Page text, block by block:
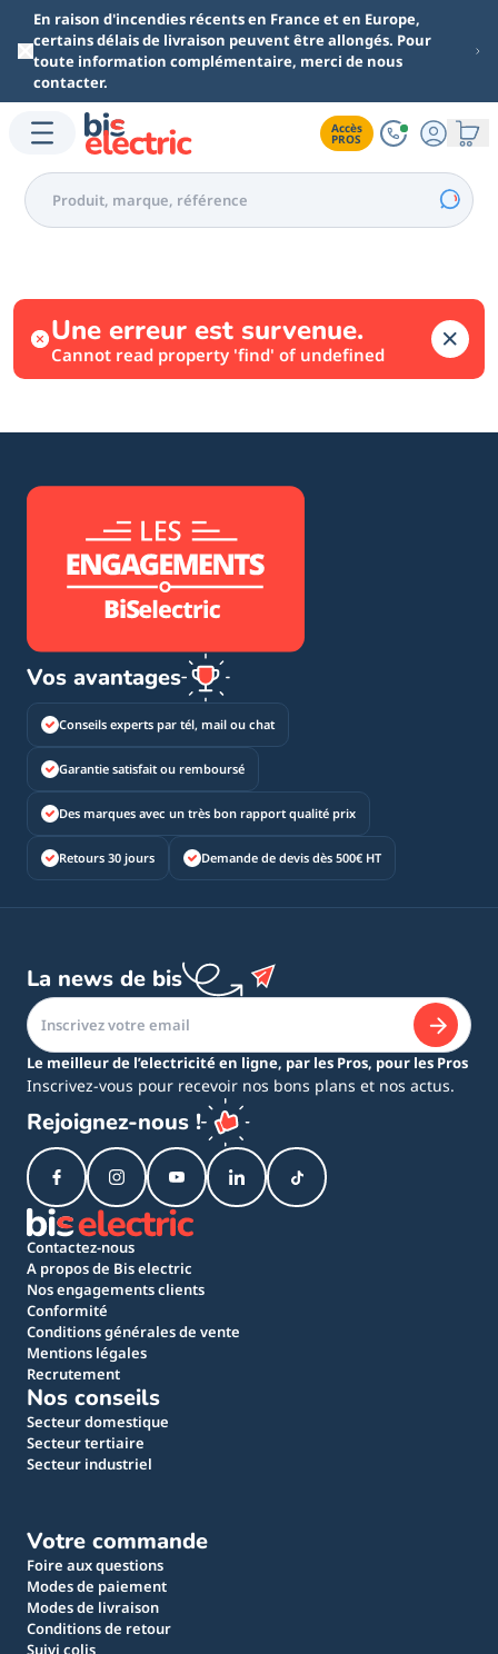
Aller au contenu principal
En raison d'incendies récents en France et en Europe,
certains délais de livraison peuvent être allongés. Pour
toute information complémentaire, merci de nous
contacter.
Accès
PROS
Une erreur est survenue.
Cannot read property 'find' of undefined
Vos avantages
Conseils experts par tél, mail ou chat
Garantie satisfait ou remboursé
Des marques avec un très bon rapport qualité prix
Retours 30 jours Demande de devis dès 500€ HT
La news de bis
Le meilleur de l’electricité en ligne, par les Pros, pour les Pros
Inscrivez-vous pour recevoir nos bons plans et nos actus.
Rejoignez-nous !
Contactez-nous
A propos de Bis electric
Nos engagements clients
Conformité
Conditions générales de vente
Mentions légales
Recrutement
Nos conseils
Secteur domestique
Secteur tertiaire
Secteur industriel
Votre commande
Foire aux questions
Modes de paiement
Modes de livraison
Conditions de retour
Suivi colis